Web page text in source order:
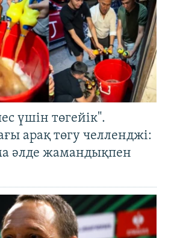
үшін төгейік".
арақ төгу челленджі:
әлде жамандықпен